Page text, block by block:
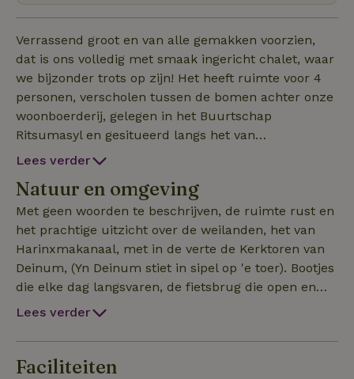
Verrassend groot en van alle gemakken voorzien,
dat is ons volledig met smaak ingericht chalet, waar
we bijzonder trots op zijn! Het heeft ruimte voor 4
personen, verscholen tussen de bomen achter onze
woonboerderij, gelegen in het Buurtschap
Ritsumasyl en gesitueerd langs het van
Harinxmakanaal tegenover de eerste bio fietsbrug
uitzicht over de weilanden, je ziet de boten voorbij
varen over het kanaal. Slapen gaat zeker lukken
met het opgemaakt 2-persoons bed van 160 cm
breed, en voor de kleine gasten een stapelbed, waar
ook volwassenen relaxed op kunnen slapen. We
hebben veel hobby dieren rondom de boerderij,
honden, katten, kippen (verse eieren te koop)
Landgeiten. Genoeg boeken om te lezen, en wifi om
even te ontspannen achter je laptop. Leeuwarden is
Lees verder
Natuur en omgeving
Met geen woorden te beschrijven, de ruimte rust en
het prachtige uitzicht over de weilanden, het van
Harinxmakanaal, met in de verte de Kerktoren van
Deinum, (Yn Deinum stiet in sipel op 'e toer). Bootjes
die elke dag langsvaren, de fietsbrug die open en
dicht gaat. Dit is Friesland met ruimte, natuur en
stad Leeuwarden en op fietsafstand van het WTC
Lees verder
Faciliteiten